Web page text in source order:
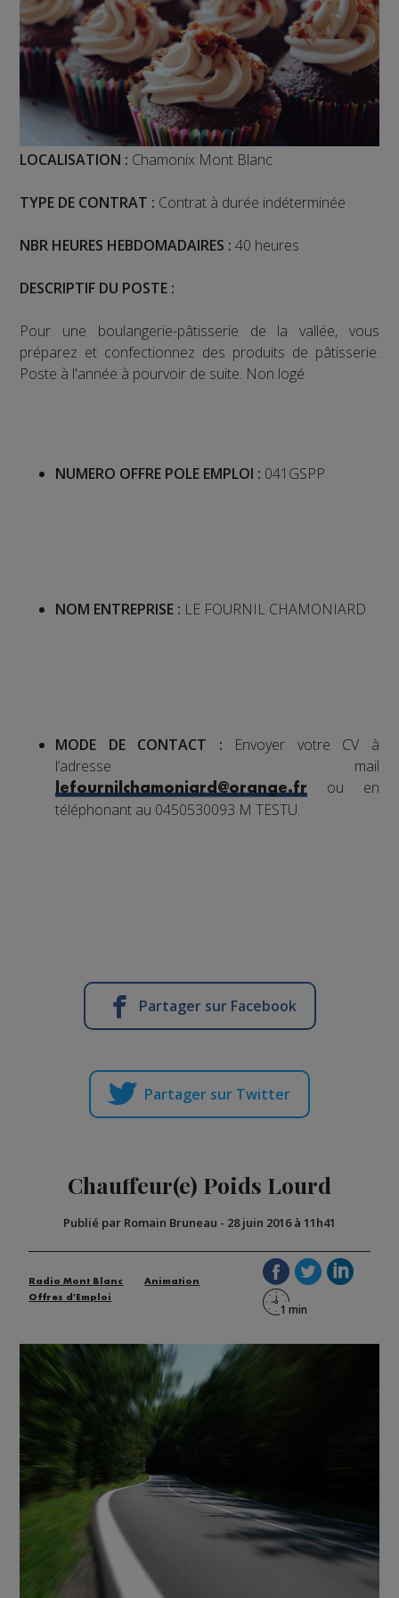
LOCALISATION : Chamonix Mont Blanc
TYPE DE CONTRAT : Contrat à durée indéterminée
NBR HEURES HEBDOMADAIRES : 40 heures
DESCRIPTIF DU POSTE :
Pour une boulangerie-pâtisserie de la vallée, vous
préparez et confectionnez des produits de pâtisserie.
Poste à l'année à pourvoir de suite. Non logé
NUMERO OFFRE POLE EMPLOI : 041GSPP
NOM ENTREPRISE : LE FOURNIL CHAMONIARD
MODE DE CONTACT : Envoyer votre CV à
l’adresse mail
lefournilchamoniard@orange.fr
ou en
téléphonant au 0450530093 M TESTU.
Partager sur Facebook
Partager sur Twitter
Chauffeur(e) Poids Lourd
Publié par Romain Bruneau - 28 juin 2016 à 11h41
Radio Mont Blanc
Animation
Offres d'Emploi